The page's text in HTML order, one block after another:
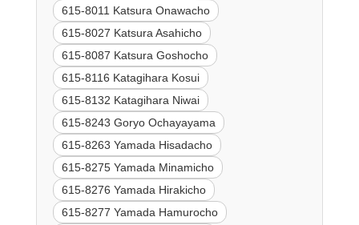
615-8011 Katsura Onawacho
615-8027 Katsura Asahicho
615-8087 Katsura Goshocho
615-8116 Katagihara Kosui
615-8132 Katagihara Niwai
615-8243 Goryo Ochayayama
615-8263 Yamada Hisadacho
615-8275 Yamada Minamicho
615-8276 Yamada Hirakicho
615-8277 Yamada Hamurocho